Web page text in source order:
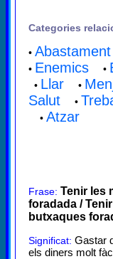
Categories
• Abastament
• Enemics •
• Llar •
Salut •
• Atzar
Frase: Tenir les
foradada /
butxaques
Significat: Gastar
els diners molt